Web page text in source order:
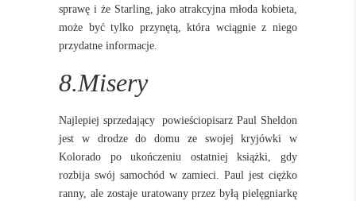
sprawę i że Starling, jako atrakcyjna młoda kobieta,
może być tylko przynętą, która wciągnie z niego
przydatne informacje.
8.Misery
Najlepiej sprzedający powieściopisarz Paul Sheldon
jest w drodze do domu ze swojej kryjówki w
Kolorado po ukończeniu ostatniej książki, gdy
rozbija swój samochód w zamieci. Paul jest ciężko
ranny, ale zostaje uratowany przez byłą pielęgniarkę